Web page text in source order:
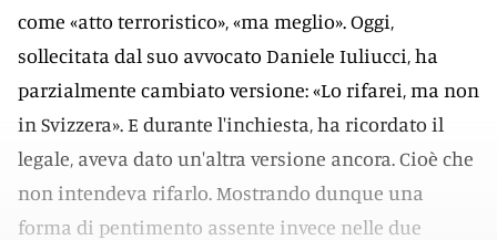
come «atto terroristico», «ma meglio». Oggi,
sollecitata dal suo avvocato Daniele Iuliucci, ha
parzialmente cambiato versione: «Lo rifarei, ma non
in Svizzera». E durante l'inchiesta, ha ricordato il
legale, aveva dato un'altra versione ancora. Cioè che
non intendeva rifarlo. Mostrando dunque una
forma di pentimento assente invece nelle due